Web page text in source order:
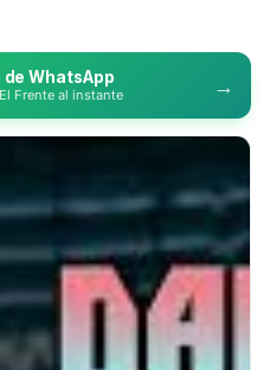
WhatsApp
Frente al instante →